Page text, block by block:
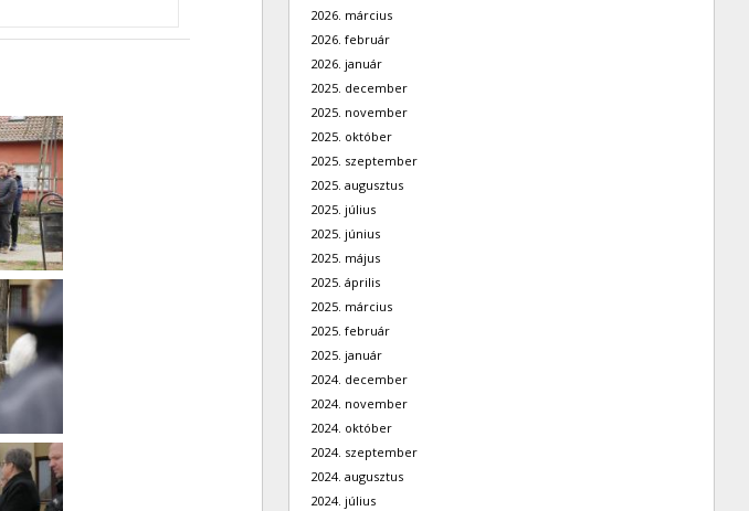
2026. március
2026. február
2026. január
2025. december
2025. november
2025. október
2025. szeptember
2025. augusztus
2025. július
2025. június
2025. május
2025. április
2025. március
2025. február
2025. január
2024. december
2024. november
2024. október
2024. szeptember
2024. augusztus
2024. július